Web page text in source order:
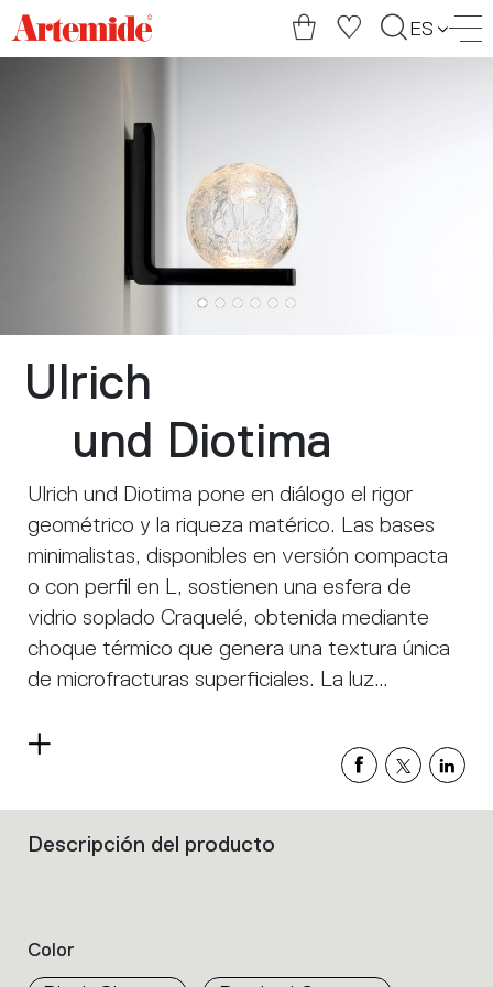
Artemide
home
ES
Ulrich
und Diotima
Ulrich und Diotima pone en diálogo el rigor
geométrico y la riqueza matérico. Las bases
minimalistas, disponibles en versión compacta
o con perfil en L, sostienen una esfera de
vidrio soplado Craquelé, obtenida mediante
choque térmico que genera una textura única
de microfracturas superficiales. La luz
proyectando delicados reflejos en el espacio.
La integración de LED a tensión de red reduce
manteniendo una alta calidad lumínica. Es una
colección que equilibra esencialidad formal y
Read
Filters
properties
within
Descripción del producto
Color